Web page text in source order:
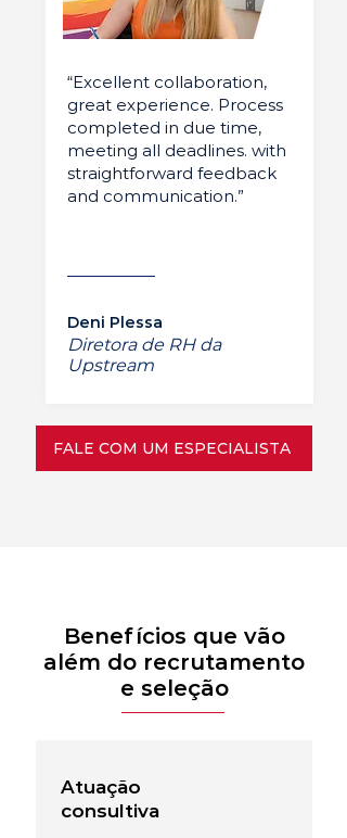
“Excellent collaboration,
great experience. Process
completed in due time,
meeting all deadlines. with
straightforward feedback
and communication.”
Deni Plessa
Diretora de RH da
Upstream
FALE COM UM ESPECIALISTA
Benefícios que vão
além do recrutamento
e seleção
Atuação
consultiva